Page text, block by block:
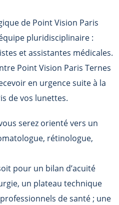
de Point Vision Paris
pluridisciplinaire :
et assistantes médicales.
Point Vision Paris Ternes
en urgence suite à la
de vos lunettes.
serez orienté vers un
rétinologue,
pour un bilan d’acuité
un plateau technique
de santé ; une